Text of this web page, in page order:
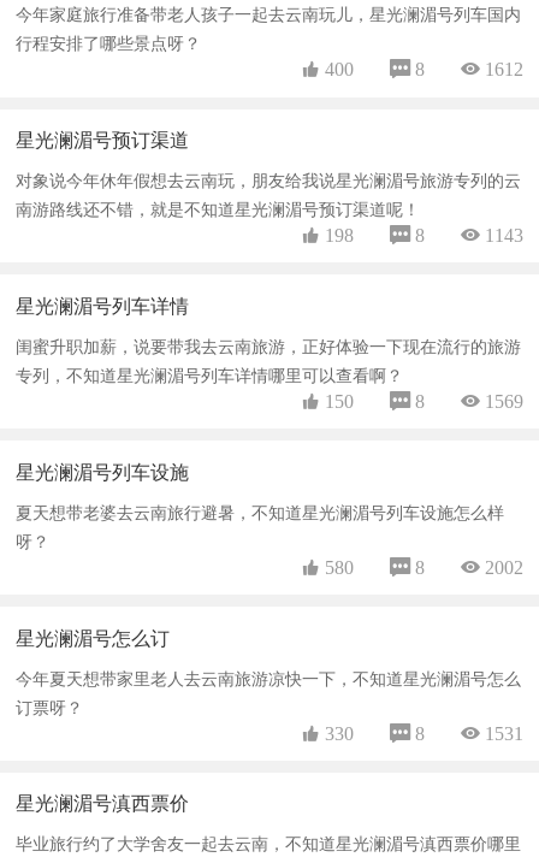
今年家庭旅行准备带老人孩子一起去云南玩儿，星光澜湄号列车国内
行程安排了哪些景点呀？
 400  8  1612
星光澜湄号预订渠道
对象说今年休年假想去云南玩，朋友给我说星光澜湄号旅游专列的云
南游路线还不错，就是不知道星光澜湄号预订渠道呢！
 198  8  1143
星光澜湄号列车详情
闺蜜升职加薪，说要带我去云南旅游，正好体验一下现在流行的旅游
专列，不知道星光澜湄号列车详情哪里可以查看啊？
 150  8  1569
星光澜湄号列车设施
夏天想带老婆去云南旅行避暑，不知道星光澜湄号列车设施怎么样
呀？
 580  8  2002
星光澜湄号怎么订
今年夏天想带家里老人去云南旅游凉快一下，不知道星光澜湄号怎么
订票呀？
 330  8  1531
星光澜湄号滇西票价
毕业旅行约了大学舍友一起去云南，不知道星光澜湄号滇西票价哪里